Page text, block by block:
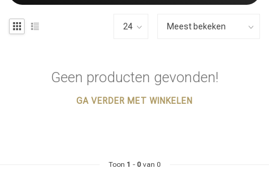
Geen producten gevonden!
GA VERDER MET WINKELEN
Toon 1 - 0van 0